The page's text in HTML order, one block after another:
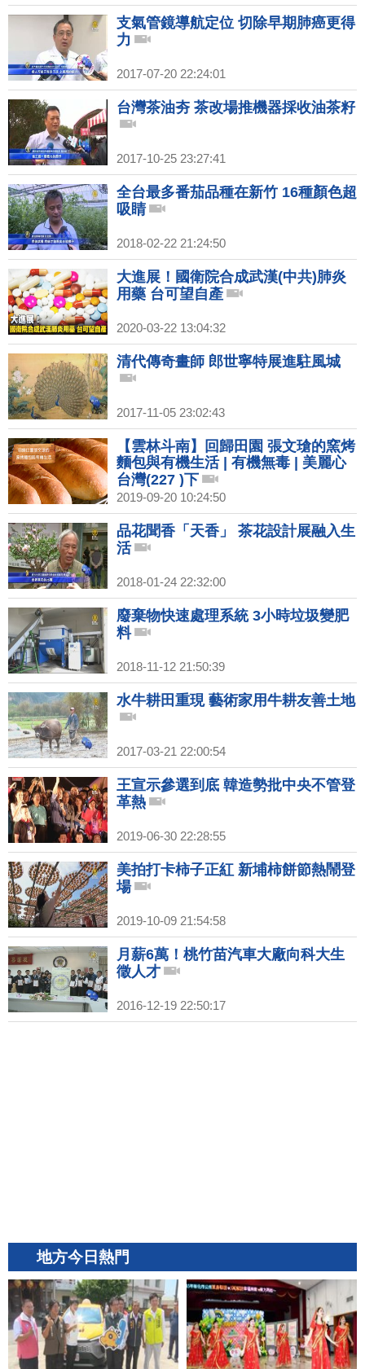
支氣管鏡導航定位 切除早期肺癌更得
力
2017-07-20 22:24:01
台灣茶油夯 茶改場推機器採收油茶籽
2017-10-25 23:27:41
全台最多番茄品種在新竹 16種顏色超
吸睛
2018-02-22 21:24:50
大進展！國衛院合成武漢(中共)肺炎
用藥 台可望自產
2020-03-22 13:04:32
清代傳奇畫師 郎世寧特展進駐風城
2017-11-05 23:02:43
【雲林斗南】回歸田園 張文瑲的窯烤
麵包與有機生活 | 有機無毒 | 美麗心
台灣(227 )下
2019-09-20 10:24:50
品花聞香「天香」 茶花設計展融入生
活
2018-01-24 22:32:00
廢棄物快速處理系統 3小時垃圾變肥
料
2018-11-12 21:50:39
水牛耕田重現 藝術家用牛耕友善土地
2017-03-21 22:00:54
王宣示參選到底 韓造勢批中央不管登
革熱
2019-06-30 22:28:55
美拍打卡柿子正紅 新埔柿餅節熱鬧登
場
2019-10-09 21:54:58
月薪6萬！桃竹苗汽車大廠向科大生
徵人才
2016-12-19 22:50:17
地方今日熱門